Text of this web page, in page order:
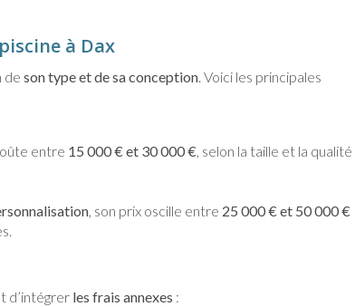
à Dax
de son type et de sa conception . Voici les principales
entre 15 000 € et 30 000 € , selon la taille et la qualité
, son prix oscille entre 25 000 € et 50 000 €
d’intégrer les frais annexes :